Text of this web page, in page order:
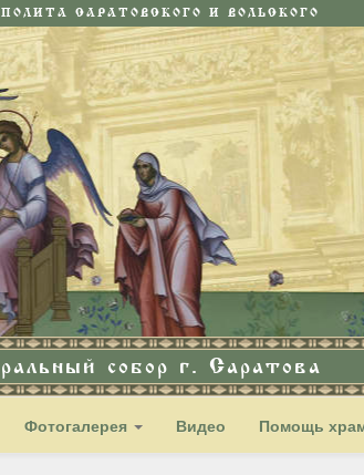
САРАТОВСКОГО И ВОЛЬСКОГО
собор г. Саратова
Фотогалерея Видео Помощь